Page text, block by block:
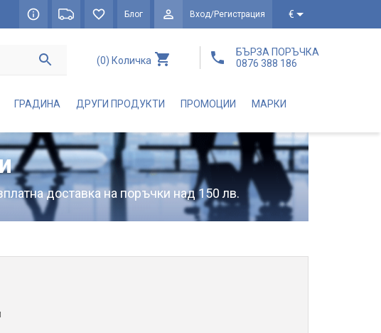
Блог Вход/Регистрация €
(0) Количка
БЪРЗА ПОРЪЧКА
0876 388 186
ГРАДИНА ДРУГИ ПРОДУКТИ ПРОМОЦИИ МАРКИ
доставка на поръчки над 150 лв.